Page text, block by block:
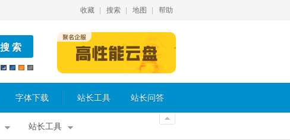
收藏 搜索 地图 帮助
字体下载 站长工具 站长问答
站长工具